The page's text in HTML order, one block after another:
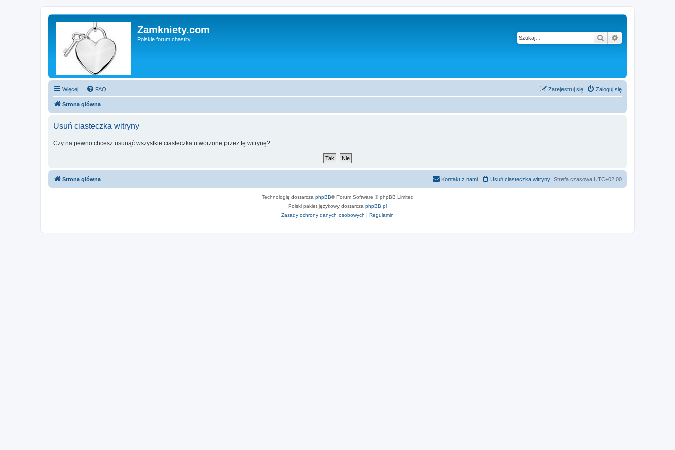
Zamkniety.com
Polskie forum chastity Szukaj
Więcej… FAQ Zaloguj się
Zarejestruj się
Strona główna
Usuń ciasteczka witryny
Czy na pewno chcesz usunąć wszystkie ciasteczka utworzone przez tę witrynę?
Strona główna Strefa czasowa UTC+02:00
Usuń ciasteczka witryny
Kontakt z nami
Technologię dostarcza phpBB® Forum Software © phpBB Limited
Polski pakiet językowy dostarcza phpBB.pl
Zasady ochrony danych osobowych | Regulamin